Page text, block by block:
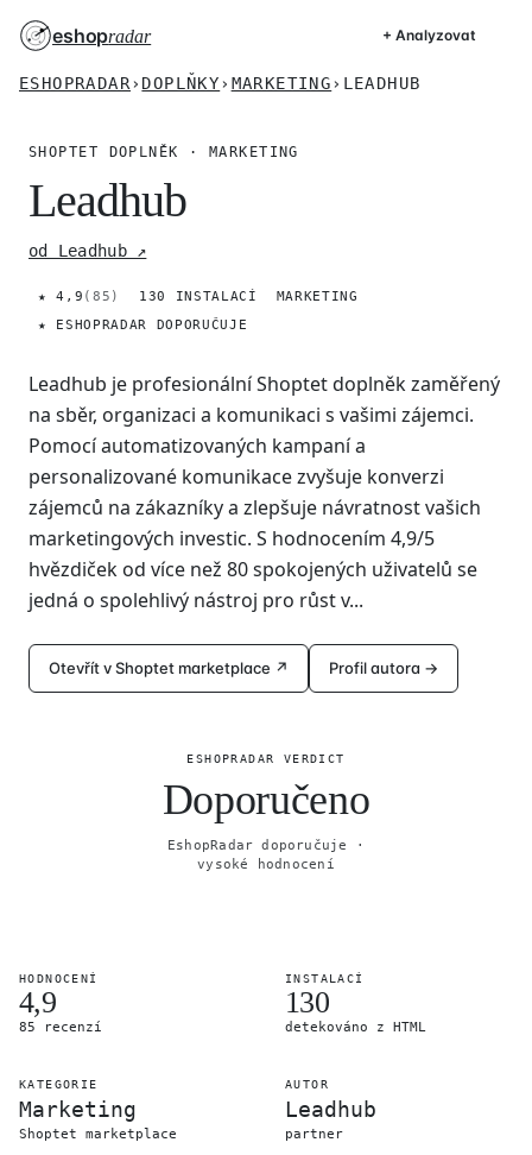
eshopradar + Analyzovat
ESHOPRADAR› DOPLŇKY› MARKETING› LEADHUB
SHOPTET DOPLNĚK · MARKETING
Leadhub
od Leadhub ↗
★ 4,9 (85) 130 INSTALACÍ
MARKETING
★ ESHOPRADAR DOPORUČUJE
Leadhub je profesionální Shoptet doplněk zaměřený
na sběr, organizaci a komunikaci s vašimi zájemci.
Pomocí automatizovaných kampaní a
personalizované komunikace zvyšuje konverzi
zájemců na zákazníky a zlepšuje návratnost vašich
marketingových investic. S hodnocením 4,9/5
hvězdiček od více než 80 spokojených uživatelů se
jedná o spolehlivý nástroj pro růst v...
Otevřít v Shoptet marketplace ↗ Profil autora →
ESHOPRADAR VERDICT
Doporučeno
EshopRadar doporučuje ·
vysoké hodnocení
HODNOCENÍ
4,9
85 recenzí
INSTALACÍ
130
detekováno z HTML
KATEGORIE
Marketing
Shoptet marketplace
AUTOR
Leadhub
partner